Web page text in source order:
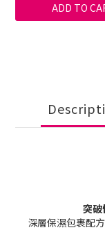
ADD TO
突破
深層保濕包裹配